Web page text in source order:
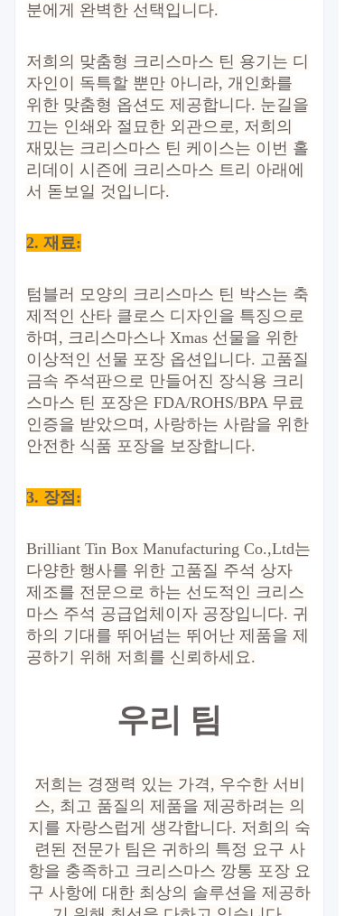
분에게 완벽한 선택입니다.
저희의 맞춤형 크리스마스 틴 용기는 디
자인이 독특할 뿐만 아니라, 개인화를
위한 맞춤형 옵션도 제공합니다. 눈길을
끄는 인쇄와 절묘한 외관으로, 저희의
재밌는 크리스마스 틴 케이스는 이번 홀
리데이 시즌에 크리스마스 트리 아래에
서 돋보일 것입니다.
2. 재료:
텀블러 모양의 크리스마스 틴 박스는 축
제적인 산타 클로스 디자인을 특징으로
하며, 크리스마스나 Xmas 선물을 위한
이상적인 선물 포장 옵션입니다. 고품질
금속 주석판으로 만들어진 장식용 크리
스마스 틴 포장은 FDA/ROHS/BPA 무료
인증을 받았으며, 사랑하는 사람을 위한
안전한 식품 포장을 보장합니다.
3. 장점 :
Brilliant Tin Box Manufacturing Co.,Ltd는
다양한 행사를 위한 고품질 주석 상자
제조를 전문으로 하는 선도적인 크리스
마스 주석 공급업체이자 공장입니다. 귀
하의 기대를 뛰어넘는 뛰어난 제품을 제
공하기 위해 저희를 신뢰하세요.
우리 팀
저희는 경쟁력 있는 가격, 우수한 서비
스, 최고 품질의 제품을 제공하려는 의
지를 자랑스럽게 생각합니다. 저희의 숙
련된 전문가 팀은 귀하의 특정 요구 사
항을 충족하고 크리스마스 깡통 포장 요
구 사항에 대한 최상의 솔루션을 제공하